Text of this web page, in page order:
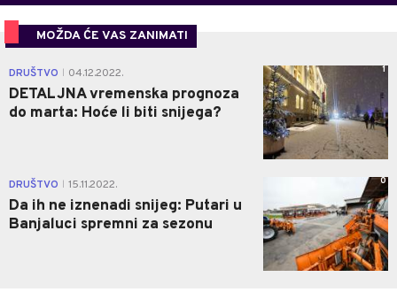
MOŽDA ĆE VAS ZANIMATI
DRUŠTVO 04.12.2022.
DETALJNA vremenska prognoza
do marta: Hoće li biti snijega?
1
DRUŠTVO 15.11.2022.
Da ih ne iznenadi snijeg: Putari u
Banjaluci spremni za sezonu
0